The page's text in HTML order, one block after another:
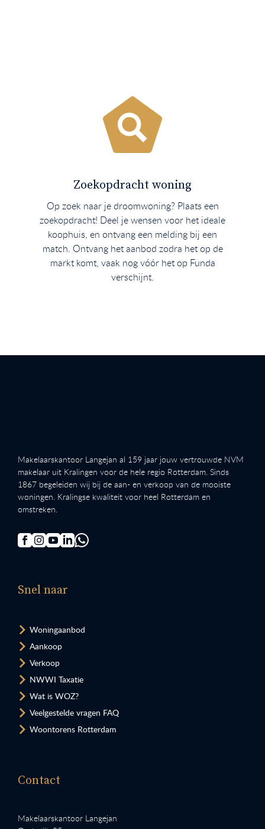
Zoekopdracht woning
Op zoek naar je droomwoning? Plaats een
zoekopdracht! Deel je wensen voor het ideale
koophuis, en ontvang een melding bij een
match. Ontvang het aanbod zodra het op de
markt komt, vaak nog vóór het op Funda
verschijnt.
Makelaarskantoor Langejan al 159 jaar jouw vertrouwde NVM
makelaar uit Kralingen voor de hele regio Rotterdam. Sinds
1867 begeleiden wij bij de aan- en verkoop van de mooiste
woningen. Kralingse kwaliteit voor heel Rotterdam en
omstreken.
Snel naar
Woningaanbod
Aankoop
Verkoop
NWWI Taxatie
Wat is WOZ?
Veelgestelde vragen FAQ
Woontorens Rotterdam
Contact
Makelaarskantoor Langejan